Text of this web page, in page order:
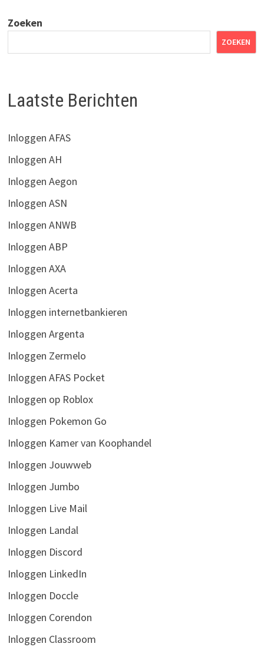
ALTERNATIVE:
Zoeken
ZOEKEN
Laatste Berichten
Inloggen AFAS
Inloggen AH
Inloggen Aegon
Inloggen ASN
Inloggen ANWB
Inloggen ABP
Inloggen AXA
Inloggen Acerta
Inloggen internetbankieren
Inloggen Argenta
Inloggen Zermelo
Inloggen AFAS Pocket
Inloggen op Roblox
Inloggen Pokemon Go
Inloggen Kamer van Koophandel
Inloggen Jouwweb
Inloggen Jumbo
Inloggen Live Mail
Inloggen Landal
Inloggen Discord
Inloggen LinkedIn
Inloggen Doccle
Inloggen Corendon
Inloggen Classroom